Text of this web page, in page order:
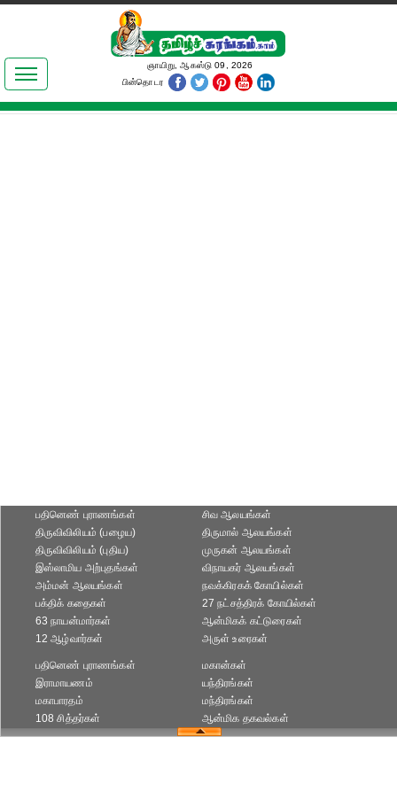
இலக்கியங்கள்
தமிழ் உலகம்
ஞாயிறு, ஆகஸ்டு 09, 2026
பின்தொடர
பதினெண் புராணங்கள்
திருவிவிலியம் (பழைய)
திருவிவிலியம் (புதிய)
இஸ்லாமிய அற்புதங்கள்
சிவ ஆலயங்கள்
திருமால் ஆலயங்கள்
முருகன் ஆலயங்கள்
விநாயகர் ஆலயங்கள்
அம்மன் ஆலயங்கள்
பக்திக் கதைகள்
63 நாயன்மார்கள்
12 ஆழ்வார்கள்
நவக்கிரகக் கோயில்கள்
27 நட்சத்திரக் கோயில்கள்
ஆன்மிகக் கட்டுரைகள்
அருள் உரைகள்
பதினெண் புராணங்கள்
இராமாயணம்
மகாபாரதம்
108 சித்தர்கள்
மகான்கள்
யந்திரங்கள்
மந்திரங்கள்
ஆன்மிக தகவல்கள்